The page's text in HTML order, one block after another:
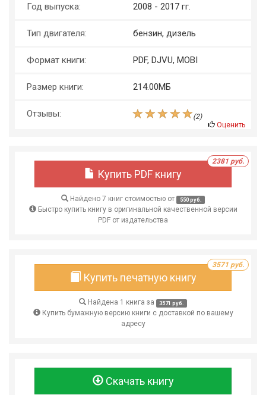
Год выпуска: 2008 - 2017 гг.
Тип двигателя: бензин, дизель
Формат книги: PDF, DJVU, MOBI
Размер книги: 214.00МБ
Отзывы: (2)
Оценить
Купить PDF книгу
2381 руб.
Найдено 7 книг стоимостью от 550 руб.
Быстро купить книгу в оригинальной качественной версии
PDF от издательства
Купить печатную книгу
3571 руб.
Найдена 1 книга за 3571 руб.
Купить бумажную версию книги с доставкой по вашему
адресу
Скачать книгу